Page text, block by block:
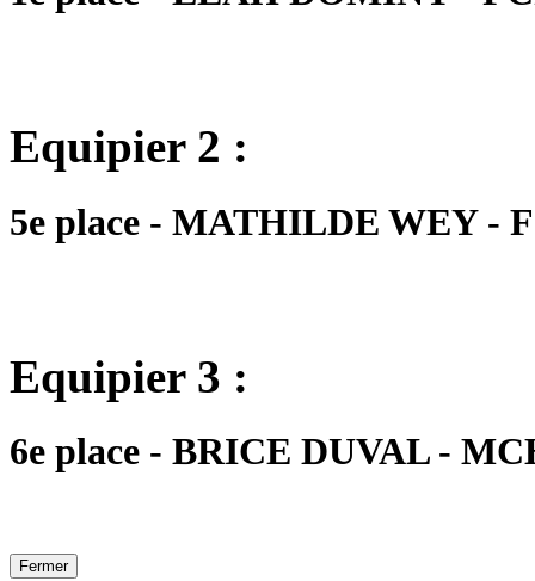
Equipier 2 :
5e place - MATHILDE WEY -
Equipier 3 :
6e place - BRICE DUVAL -
Fermer